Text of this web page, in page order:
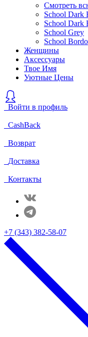
Смотреть
School Dark
School Dark
School Grey
School Bordo
Женщины
Аксессуары
Твое Имя
Уютные Цены
Войти в профиль
CashBack
Возврат
Доставка
Контакты
+7 (343) 382-58-07